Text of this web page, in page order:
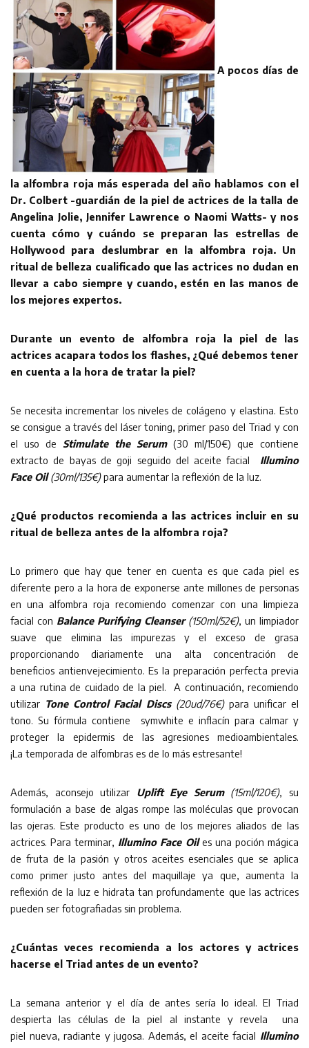
A pocos días de
la alfombra roja más esperada del año hablamos con el
Dr. Colbert -guardián de la piel de actrices de la talla de
Angelina Jolie, Jennifer Lawrence o Naomi Watts- y nos
cuenta cómo y cuándo se preparan las estrellas de
Hollywood para deslumbrar en la alfombra roja. Un
ritual de belleza cualificado que las actrices no dudan en
llevar a cabo siempre y cuando, estén en las manos de
los mejores expertos.
Durante un evento de alfombra roja la piel de las
actrices acapara todos los flashes, ¿Qué debemos tener
en cuenta a la hora de tratar la piel?
Se necesita incrementar los niveles de colágeno y elastina. Esto
se consigue a través del láser toning, primer paso del Triad y con
el uso de Stimulate the Serum(30 ml/150€) que contiene
extracto de bayas de goji seguido del aceite facial Illumino
Face Oil(30ml/135€)para aumentar la reflexión de la luz.
¿Qué productos recomienda a las actrices incluir en su
ritual de belleza antes de la alfombra roja?
Lo primero que hay que tener en cuenta es que cada piel es
diferente pero a la hora de exponerse ante millones de personas
en una alfombra roja recomiendo comenzar con una limpieza
facial con Balance Purifying Cleanser (150ml/52€), un limpiador
suave que elimina las impurezas y el exceso de grasa
proporcionando diariamente una alta concentración de
beneficios antienvejecimiento. Es la preparación perfecta previa
a una rutina de cuidado de la piel. A continuación, recomiendo
utilizar Tone Control Facial Discs (20ud/76€)para unificar el
tono. Su fórmula contiene symwhite e inflacín para calmar y
proteger la epidermis de las agresiones medioambientales.
¡La temporada de alfombras es de lo más estresante!
Además, aconsejo utilizar Uplift Eye Serum (15ml/120€), su
formulación a base de algas rompe las moléculas que provocan
las ojeras. Este producto es uno de los mejores aliados de las
actrices. Para terminar, Illumino Face Oiles una poción mágica
de fruta de la pasión y otros aceites esenciales que se aplica
como primer justo antes del maquillaje ya que, aumenta la
reflexión de la luz e hidrata tan profundamente que las actrices
pueden ser fotografiadas sin problema.
¿Cuántas veces recomienda a los actores y actrices
hacerse el Triad antes de un evento?
La semana anterior y el día de antes sería lo ideal. El Triad
despierta las células de la piel al instante y revela una
piel nueva, radiante y jugosa. Además, el aceite facial Illumino